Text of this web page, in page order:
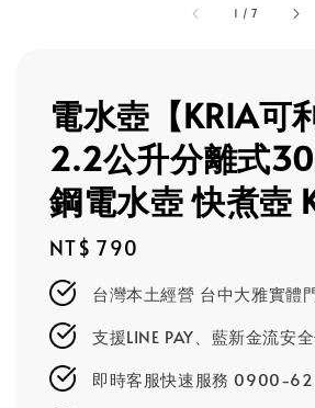
1 /7
電水壺【KRIA可
2.2公升分離式
鋼電水壺 快煮壺
Regular
price
NT$ 790
台灣本土經營 台中大雅實體
支援LINE PAY、藍新金流安
即時客服快速服務 0900-